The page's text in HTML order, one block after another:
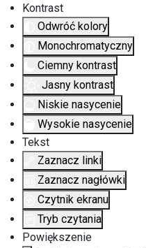
Kontrast
Odwróć kolory
Monochromatyczny
Ciemny kontrast
Jasny kontrast
Niskie nasycenie
Wysokie nasycenie
Tekst
Zaznacz linki
Zaznacz nagłówki
Czytnik ekranu
Tryb czytania
Powiększenie